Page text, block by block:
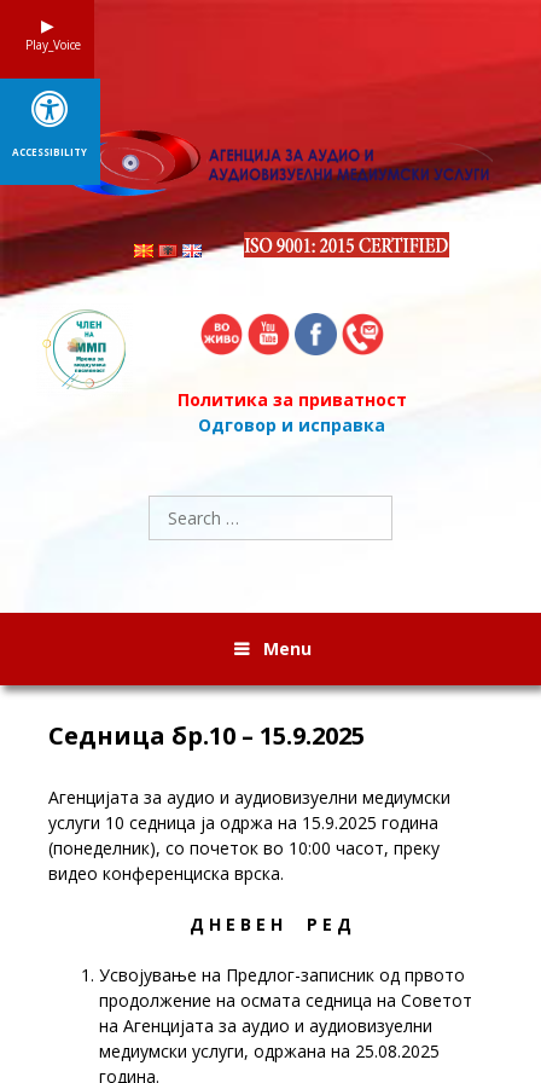
Политика за приватност
Одговор и исправка
Search
for:
Menu
Седница бр.10 – 15.9.2025
Агенцијата за аудио и аудиовизуелни медиумски
услуги 10 седница ја одржа на 15.9.2025 година
(понеделник), со почеток во 10:00 часот, преку
видео конференциска врска.
Д Н Е В Е Н Р Е Д
Усвојување на Предлог-записник од првото
продолжение на осмата седница на Советот
на Агенцијата за аудио и аудиовизуелни
медиумски услуги, одржана на 25.08.2025
година.
Play_Voice
ACCESSIBILITY